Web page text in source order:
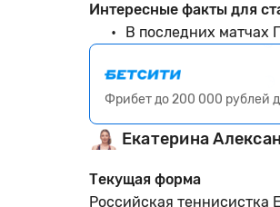
Интересные факты для
В последних матчах
Фрибет до 200 000 рублей
Екатерина
Текущая форма
Российская теннисистка